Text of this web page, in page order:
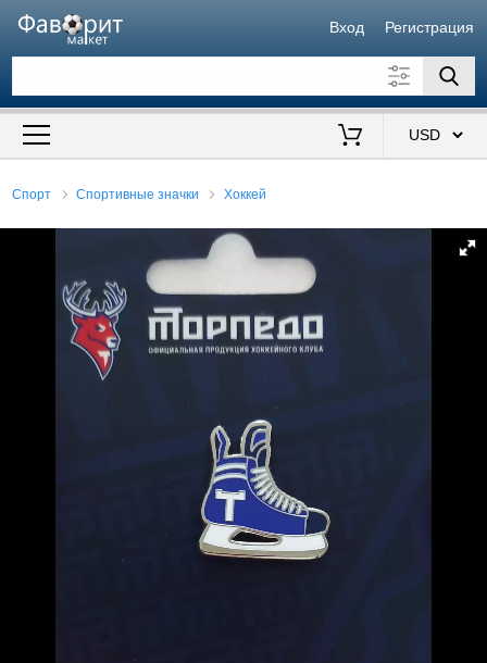
Вход Регистрация
Искать также в описании
Спорт Спортивные значки Хоккей